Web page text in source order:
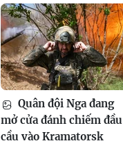
Quân đội Nga đang
mở cửa đánh chiếm đầu
cầu vào Kramatorsk